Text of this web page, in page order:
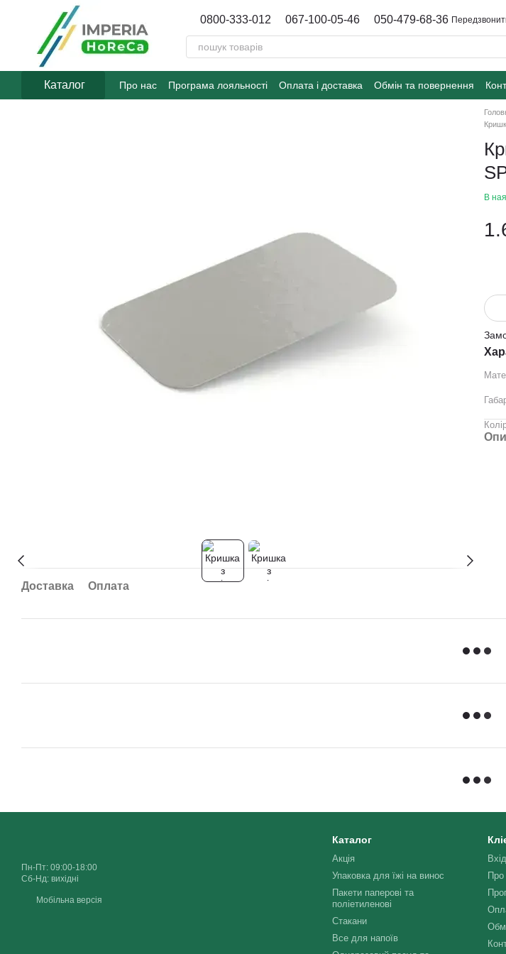
Перейти до основного контенту
0800-333-012 067-100-05-46 050-479-68-36
Каталог Про нас Програма лояльності Оплата і доставка Обмін та повернення
Договір публічної оферти
Блог
Доставка Оплата
В
Пн-Пт: 09:00-18:00
Сб-Нд: вихідні
Мобільна версія
Каталог
Акція
Упаковка для їжі на винос
Пакети паперові та
поліетиленові
Стакани
Все для напоїв
Про